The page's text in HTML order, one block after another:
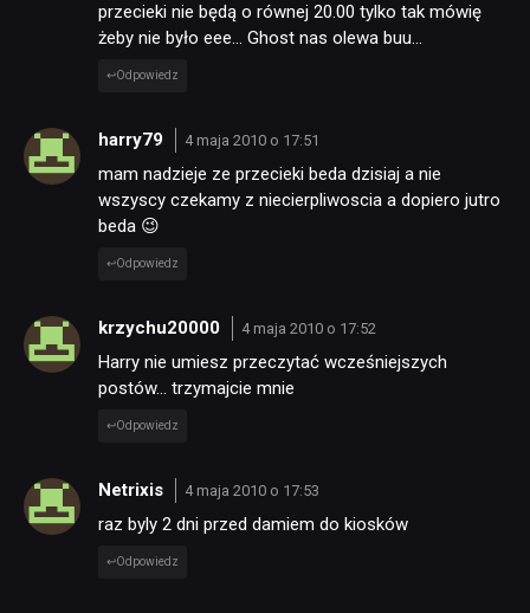
przecieki nie będą o równej 20.00 tylko tak mówię
żeby nie było eee… Ghost nas olewa buu…
Odpowiedz
harry79 4 maja 2010 o 17:51
mam nadzieje ze przecieki beda dzisiaj a nie
wszyscy czekamy z niecierpliwoscia a dopiero jutro
beda 😉
Odpowiedz
krzychu20000 4 maja 2010 o 17:52
Harry nie umiesz przeczytać wcześniejszych
postów… trzymajcie mnie
Odpowiedz
Netrixis 4 maja 2010 o 17:53
raz byly 2 dni przed damiem do kiosków
Odpowiedz